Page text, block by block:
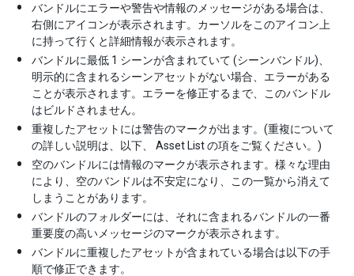
バンドルにエラーや警告や情報のメッセージがある場合は、
右側にアイコンが表示されます。カーソルをこのアイコン上
に持って行くと詳細情報が表示されます。
バンドルに最低 1 シーンが含まれていて (シーンバンドル)、
明示的に含まれるシーンアセットがない場合、エラーがある
ことが表示されます。エラーを修正するまで、このバンドル
はビルドされません。
重複したアセットには警告のマークが出ます。(重複について
の詳しい説明は、以下、 Asset List の項をご覧ください。)
空のバンドルには情報のマークが表示されます。様々な理由
により、空のバンドルは不安定になり、この一覧から消えて
しまうことがあります。
バンドルのフォルダーには、それに含まれるバンドルの一番
重要度の高いメッセージのマークが表示されます。
バンドルに重複したアセットが含まれている場合は以下の手
順で修正できます。